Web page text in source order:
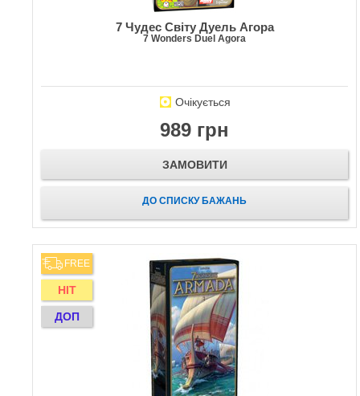
7 Чудес Світу Дуель Агора
7 Wonders Duel Agora
Очікується
989 грн
ЗАМОВИТИ
ДО СПИСКУ БАЖАНЬ
FREE
HIT
ДОП